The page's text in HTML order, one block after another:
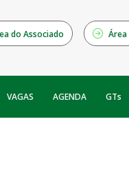
do Associado Área
VAGAS AGENDA GTs